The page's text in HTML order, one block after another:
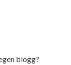
blogg?